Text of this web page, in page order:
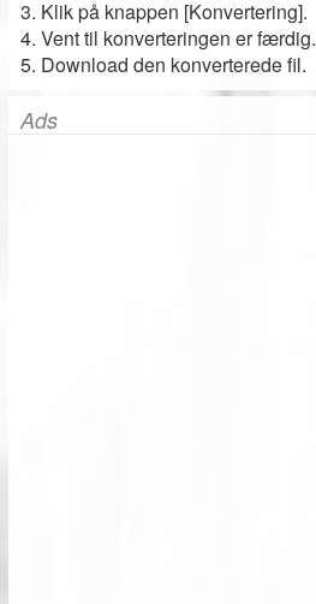
3. Klik på knappen [Konvertering].
4. Vent til konverteringen er færdig.
5. Download den konverterede fil.
Ads